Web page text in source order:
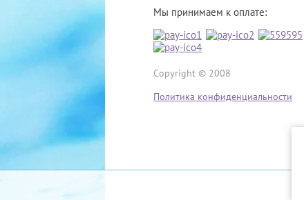
Мы принимаем к оплате:
Copyright © 2008
Политика конфиденциальности